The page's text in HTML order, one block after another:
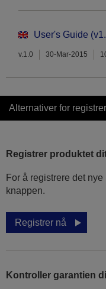
User's Guide
v.1.0 30-Mar-2015
Alternativer for
Registrer produktet
For å registrere det
knappen.
Registrer nå
Kontroller garantien